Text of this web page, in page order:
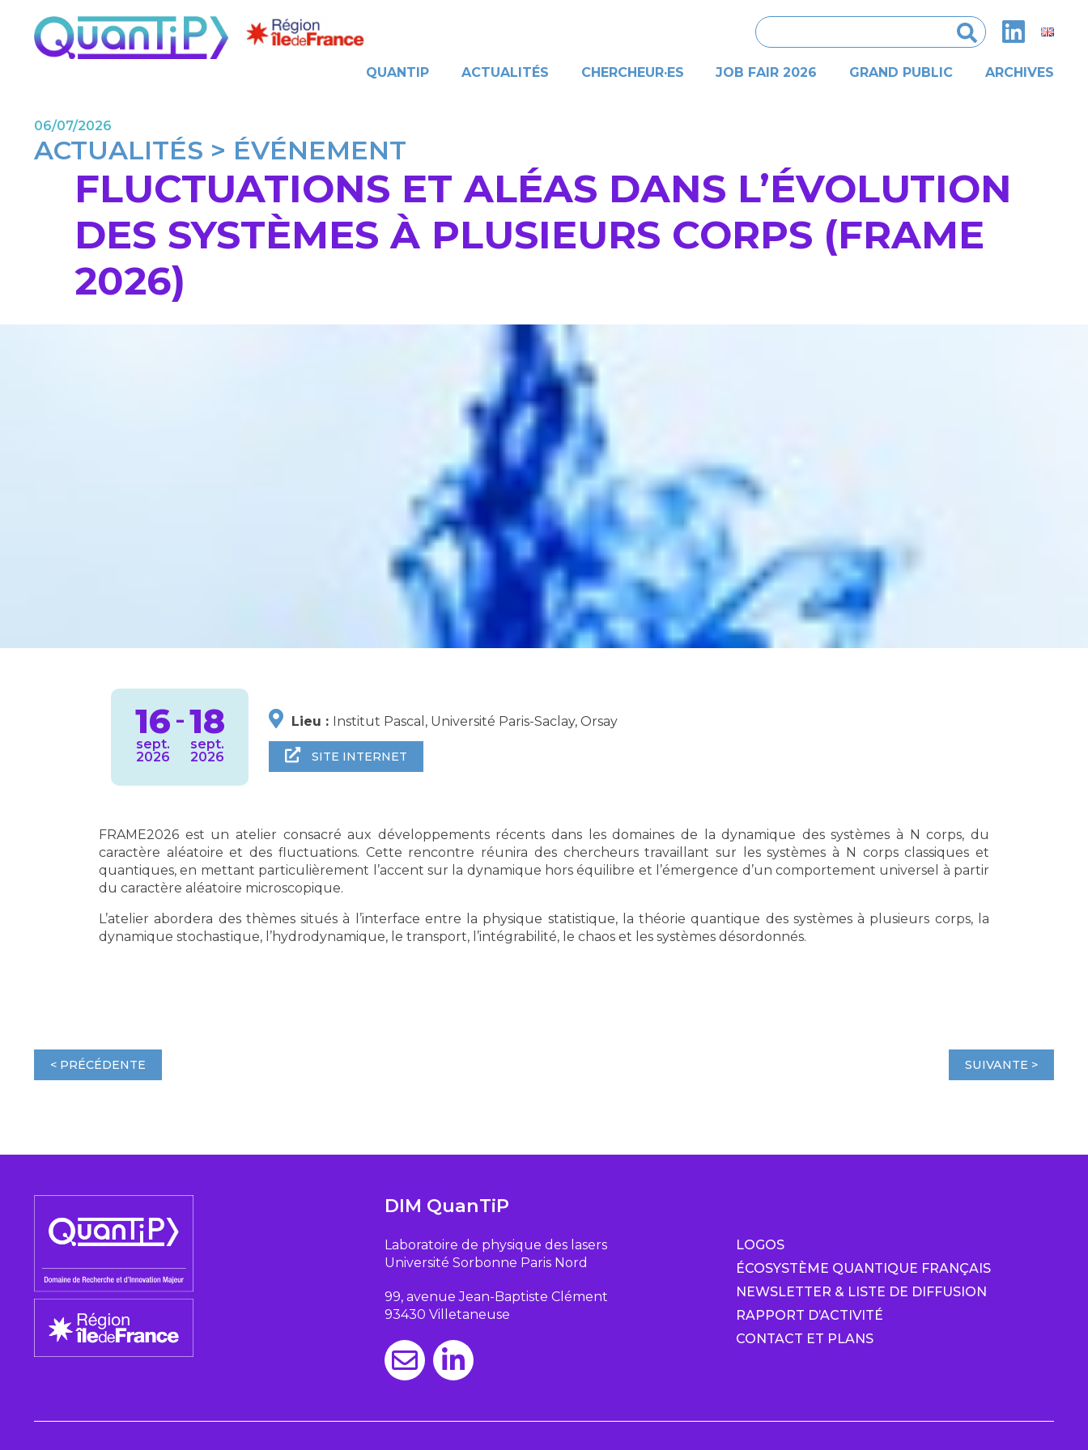
QUANTIP ACTUALITÉS CHERCHEUR·ES JOB FAIR 2026 GRAND PUBLIC ARCHIVES
06/07/2026
ACTUALITÉS > ÉVÉNEMENT
FLUCTUATIONS ET ALÉAS DANS L’ÉVOLUTION
DES SYSTÈMES À PLUSIEURS CORPS (FRAME
2026)
16
sept.
2026
-18
sept.
2026
Lieu : Institut Pascal, Université Paris-Saclay, Orsay
SITE INTERNET
FRAME2026 est un atelier consacré aux développements récents dans les domaines de la dynamique des systèmes à N corps, du
caractère aléatoire et des fluctuations. Cette rencontre réunira des chercheurs travaillant sur les systèmes à N corps classiques et
quantiques, en mettant particulièrement l’accent sur la dynamique hors équilibre et l’émergence d’un comportement universel à partir
du caractère aléatoire microscopique.
L’atelier abordera des thèmes situés à l’interface entre la physique statistique, la théorie quantique des systèmes à plusieurs corps, la
dynamique stochastique, l’hydrodynamique, le transport, l’intégrabilité, le chaos et les systèmes désordonnés.
< PRÉCÉDENTE SUIVANTE >
DIM QuanTiP
Laboratoire de physique des lasers
Université Sorbonne Paris Nord
99, avenue Jean-Baptiste Clément
93430 Villetaneuse
LOGOS
ÉCOSYSTÈME QUANTIQUE FRANÇAIS
NEWSLETTER & LISTE DE DIFFUSION
RAPPORT D’ACTIVITÉ
CONTACT ET PLANS